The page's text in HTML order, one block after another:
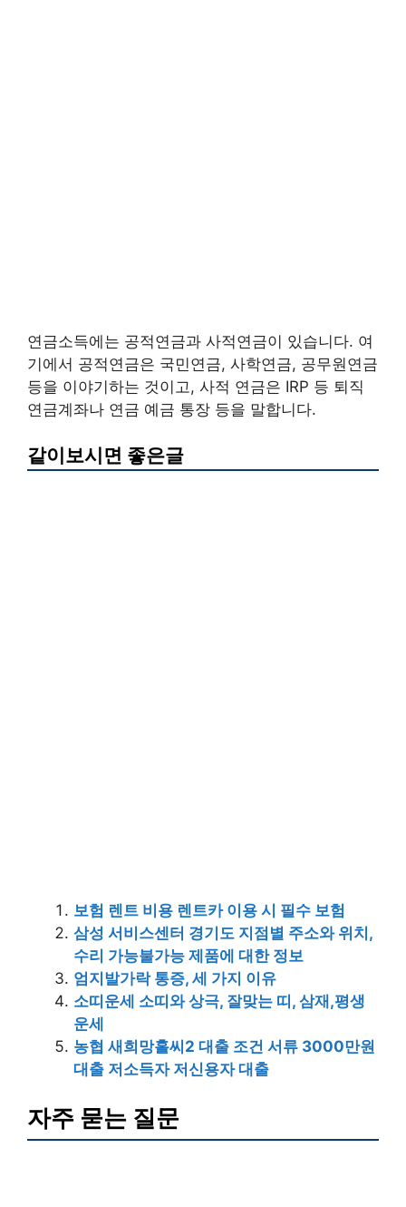
연금소득에는 공적연금과 사적연금이 있습니다. 여
기에서 공적연금은 국민연금, 사학연금, 공무원연금
등을 이야기하는 것이고, 사적 연금은 IRP 등 퇴직
연금계좌나 연금 예금 통장 등을 말합니다.
같이보시면 좋은글
보험 렌트 비용 렌트카 이용 시 필수 보험
삼성 서비스센터 경기도 지점별 주소와 위치,
수리 가능불가능 제품에 대한 정보
엄지발가락 통증, 세 가지 이유
소띠운세 소띠와 상극, 잘맞는 띠, 삼재,평생
운세
농협 새희망홀씨2 대출 조건 서류 3000만원
대출 저소득자 저신용자 대출
자주 묻는 질문